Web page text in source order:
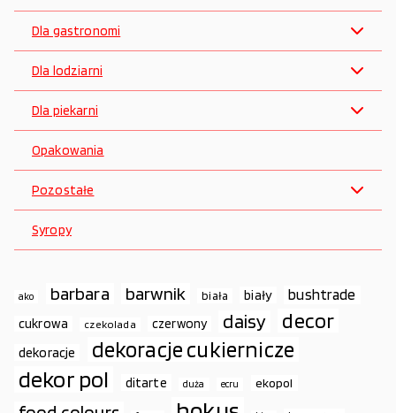
Dla gastronomi
Dla lodziarni
Dla piekarni
Opakowania
Pozostałe
Syropy
ako barbara barwnik biała biały bushtrade
cukrowa czekolada czerwony daisy decor
dekoracje dekoracje cukiernicze
dekor pol ditarte duża ecru ekopol